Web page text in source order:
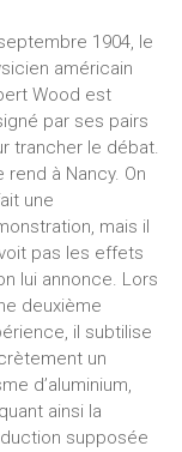
1904, le
américain
Wood est
par ses pairs
trancher le débat.
rend à Nancy. On
une
mais il
pas les effets
lui annonce. Lors
deuxième
il subtilise
un
d’aluminium,
ainsi la
supposée